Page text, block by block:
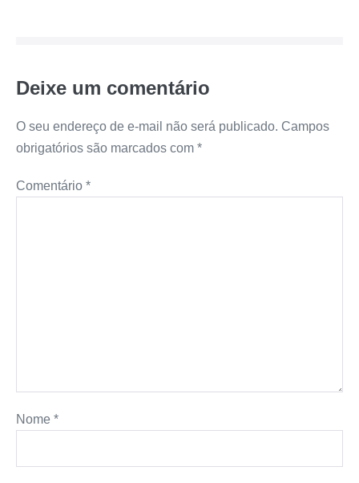
Deixe um comentário
O seu endereço de e-mail não será publicado. Campos
obrigatórios são marcados com *
Comentário *
Nome *